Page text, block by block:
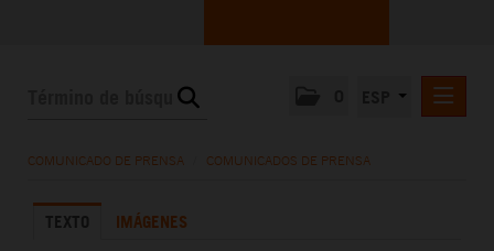
LA EMPRESA
COMUNICADO DE PRENSA COMUNICADOS DE PRENSA
TEXTO IMÁGENES